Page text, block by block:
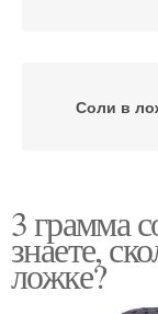
Соли в
3 грамма
знаете,
ложке?